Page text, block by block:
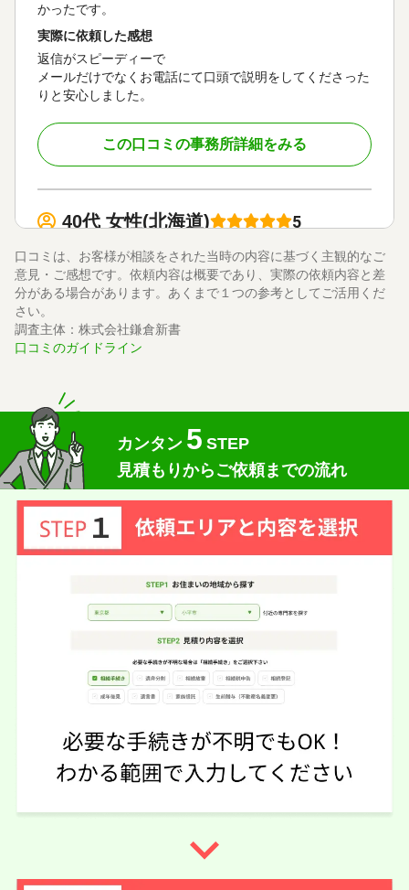
かったです。
実際に依頼した感想
返信がスピーディーで
メールだけでなくお電話にて口頭で説明をしてくださった
りと安心しました。
この口コミの事務所詳細をみる
40代 女性(北海道) 5
ご利用事務所名 法務テーラー司法書士事務所
話しやすさ 5 説明のわかりやすさ 5 対応スピード 5
価格の妥当性 5
依頼内容
ご利用時期 2026/06/12
依頼に至った経緯
突然、叔父の相続放棄手続きが必要になり
相談しました。
とても丁寧に説明してくれて、親身になって話を聞いてく
れました。
実際に依頼した感想
メールでのやりとりでしたが、すぐ返信がきて相談の日に
ちなどスムーズに決まりました。
この口コミの事務所詳細をみる
50代 女性(東京都)
ご利用事務所名 司法書士みその法務事務所
価格の妥当性 5
依頼内容 相続登記依頼金額 10万円
亡くなった父が相続登記で3社紹介して頂きました。今回
選んだ法務事務所は、費用もお安かったし、分かり易く説
口コミは、お客様が相談をされた当時の内容に基づく主観的なご
意見・ご感想です。依頼内容は概要であり、実際の依頼内容と差
分がある場合があります。あくまで１つの参考としてご活用くだ
さい。
調査主体：株式会社鎌倉新書
口コミのガイドライン
カンタン 5 STEP
見積もりからご依頼までの流れ
navigate_next